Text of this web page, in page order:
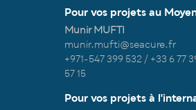
Pour vos projets au
Munir MUFTI
munir.mufti@seacure.fr
+971-547 399 532 / +33 6 77
57 15
Pour vos projets à